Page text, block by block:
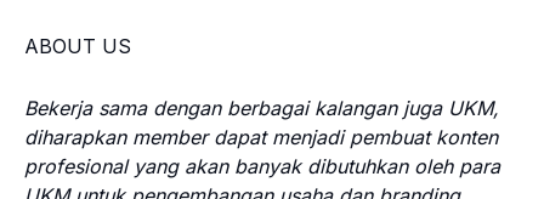
ABOUT US
Bekerja sama dengan berbagai kalangan juga UKM,
diharapkan member dapat menjadi pembuat konten
profesional yang akan banyak dibutuhkan oleh para